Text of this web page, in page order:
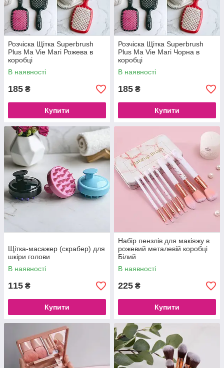
Розчіска Щітка Superbrush
Plus Ma Vie Mari Рожева в
коробці
В наявності
185 ₴
Купити
Розчіска Щітка Superbrush
Plus Ma Vie Mari Чорна в
коробці
В наявності
185 ₴
Купити
Щітка-масажер (скрабер) для
шкіри голови
В наявності
115 ₴
Купити
Набір пензлів для макіяжу в
рожевий металевій коробці
Білий
В наявності
225 ₴
Купити